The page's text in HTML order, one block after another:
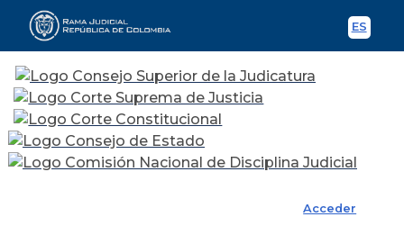
ES
Acceder